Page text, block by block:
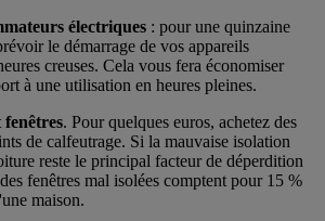
électriques : pour une quinzaine
le démarrage de vos appareils
creuses. Cela vous fera économiser
à une utilisation en heures pleines.
fenêtres. Pour quelques euros, achetez des
de calfeutrage. Si la mauvaise isolation
reste le principal facteur de déperdition
fenêtres mal isolées comptent pour 15 %
maison.